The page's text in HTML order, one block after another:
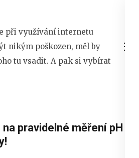
při využívání internetu
nikým poškozen, měl by
tu vsadit. A pak si vybírat
pravidelné měření pH